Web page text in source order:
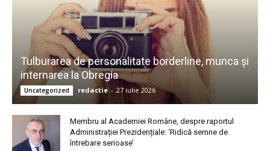
Tulburarea de personalitate borderline, munca și
internarea la Obregia
Uncategorized redactie - 27 iulie 2026
Membru al Academiei Române, despre raportul
Administrației Prezidențiale: ‘Ridică semne de
întrebare serioase’